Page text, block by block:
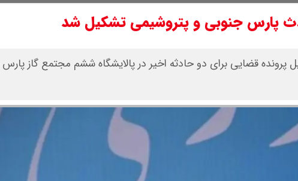
پارس جنوبی و پتروشیمی تشکیل شد
قضایی برای دو حادثه اخیر در پالایشگاه ششم مجتمع گاز